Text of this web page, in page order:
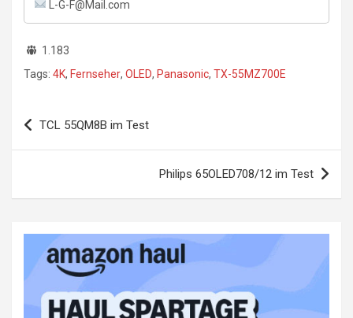
L-G-F@Mail.com
1.183
Tags: 4K, Fernseher, OLED, Panasonic, TX-55MZ700E
Beitragsnavigation
TCL 55QM8B im Test
Philips 65OLED708/12 im Test